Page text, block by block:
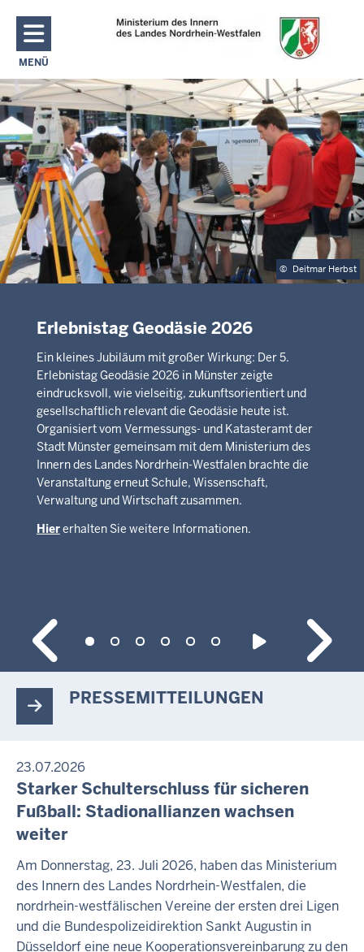
Direkt zum Inhalt
MENÜ
NAVIGATION AKTIVIEREN/DEAKTIVIEREN: MAIN MENU
© Deitmar Herbst
Erlebnistag Geodäsie 2026
Ein kleines Jubiläum mit großer Wirkung: Der 5.
Erlebnistag Geodäsie 2026 in Münster zeigte
eindrucksvoll, wie vielseitig, zukunftsorientiert und
gesellschaftlich relevant die Geodäsie heute ist.
Organisiert vom Vermessungs- und Katasteramt der
Stadt Münster gemeinsam mit dem Ministerium des
Innern des Landes Nordrhein-Westfalen brachte die
Veranstaltung erneut Schule, Wissenschaft,
Verwaltung und Wirtschaft zusammen.
Hiererhalten Sie weitere Informationen.
PRESSEMITTEILUNGEN
23.07.2026
Starker Schulterschluss für sicheren
Fußball: Stadionallianzen wachsen
weiter
Am Donnerstag, 23. Juli 2026, haben das Ministerium
des Innern des Landes Nordrhein-Westfalen, die
nordrhein-westfälischen Vereine der ersten drei Ligen
und die Bundespolizeidirektion Sankt Augustin in
Düsseldorf eine neue Kooperationsvereinbarung zu den